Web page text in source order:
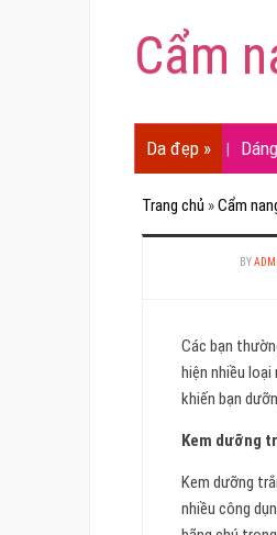
Cẩm
Da đẹp »
Trang chủ »Cẩm
BY
Các bạn
hiện nhiều
khiến bạn
Kem dưỡng
Kem dưỡng
nhiều công